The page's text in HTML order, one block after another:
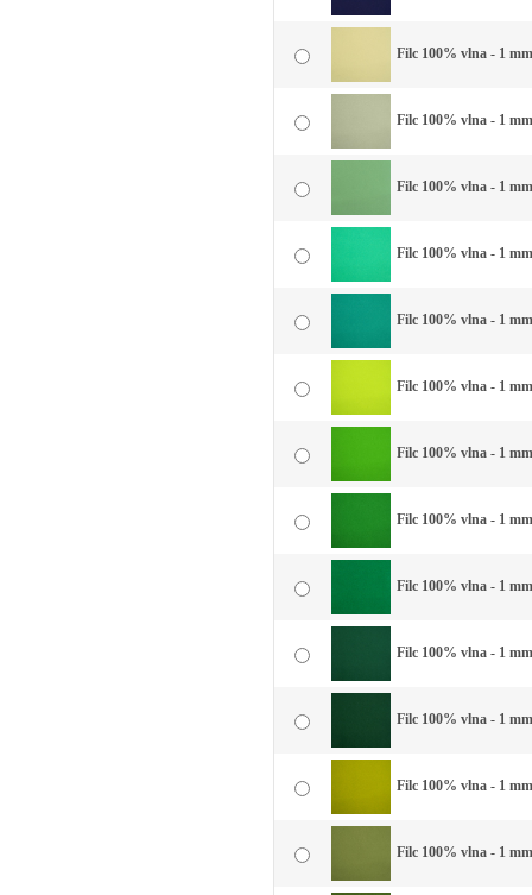
Filc 100% vlna - 1
Filc 100% vlna - 1
Filc 100% vlna - 1
Filc 100% vlna - 1
Filc 100% vlna - 1
Filc 100% vlna - 1
Filc 100% vlna - 1
Filc 100% vlna - 1
Filc 100% vlna - 1
Filc 100% vlna - 1
Filc 100% vlna - 1
Filc 100% vlna - 1
Filc 100% vlna - 1